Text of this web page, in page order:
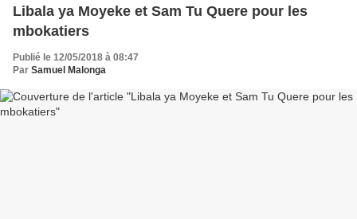
Libala ya Moyeke et Sam Tu Quere pour les
mbokatiers
Publié le 12/05/2018 à 08:47
Par Samuel Malonga